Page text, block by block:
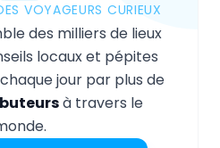
VOYAGEURS CURIEUX
des milliers de lieux
locaux et pépites
jour par plus de
à travers le